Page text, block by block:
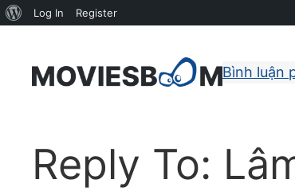
Bình luận
Reply To:
About
Log In Register